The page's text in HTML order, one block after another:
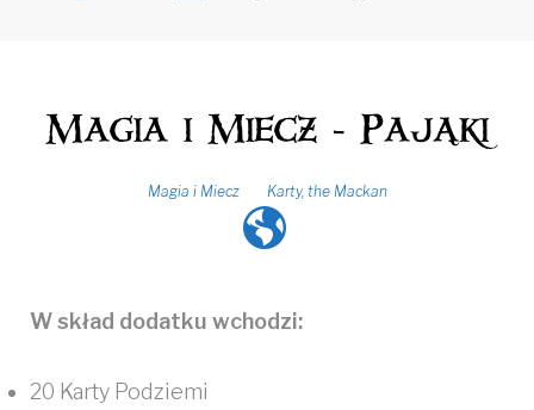
Magia i Miecz - Pająki
Magia i Miecz Karty, the Mackan
W skład dodatku wchodzi:
20 Karty Podziemi